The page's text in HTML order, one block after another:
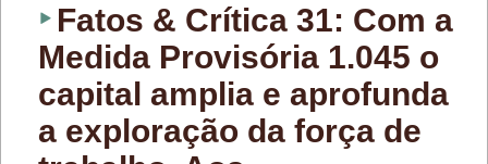
Fatos & Crítica 31: Com a
Medida Provisória 1.045 o
capital amplia e aprofunda
a exploração da força de